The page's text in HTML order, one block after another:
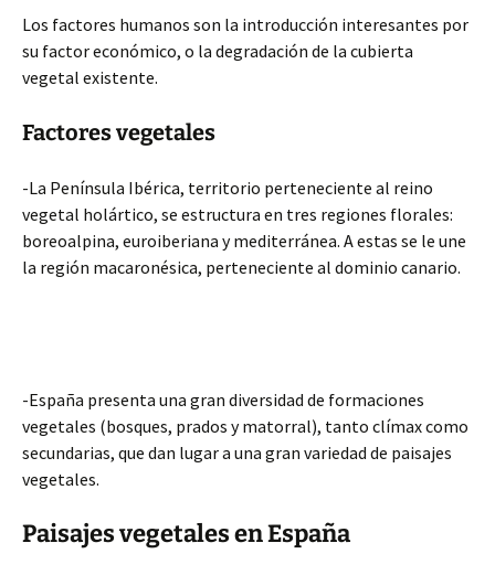
Los factores humanos son la introducción interesantes por
su factor económico, o la degradación de la cubierta
vegetal existente.
Factores vegetales
-La Península Ibérica, territorio perteneciente al reino
vegetal holártico, se estructura en tres regiones florales:
boreoalpina, euroiberiana y mediterránea. A estas se le une
la región macaronésica, perteneciente al dominio canario.
-España presenta una gran diversidad de formaciones
vegetales (bosques, prados y matorral), tanto clímax como
secundarias, que dan lugar a una gran variedad de paisajes
vegetales.
Paisajes vegetales en España